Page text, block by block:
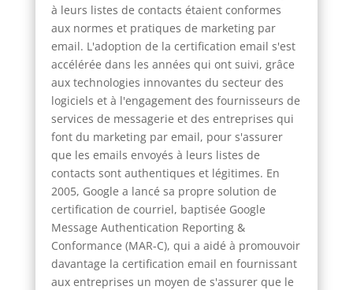
à leurs listes de contacts étaient conformes
aux normes et pratiques de marketing par
email. L'adoption de la certification email s'est
accélérée dans les années qui ont suivi, grâce
aux technologies innovantes du secteur des
logiciels et à l'engagement des fournisseurs de
services de messagerie et des entreprises qui
font du marketing par email, pour s'assurer
que les emails envoyés à leurs listes de
contacts sont authentiques et légitimes. En
2005, Google a lancé sa propre solution de
certification de courriel, baptisée Google
Message Authentication Reporting &
Conformance (MAR-C), qui a aidé à promouvoir
davantage la certification email en fournissant
aux entreprises un moyen de s'assurer que le